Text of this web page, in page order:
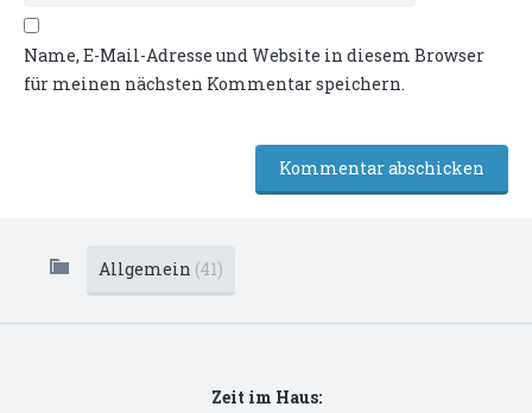
Name, E-Mail-Adresse und Website in diesem Browser
für meinen nächsten Kommentar speichern.
Allgemein (41)
Zeit im Haus: